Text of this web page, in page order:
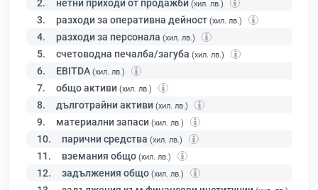
2. нетни приходи от продажби (хил. лв.)
3. разходи за оперативна дейност (хил. лв.)
4. разходи за персонала (хил. лв.)
5. счетоводна печалба/загуба (хил. лв.)
6. EBITDA (хил. лв.)
7. общо активи (хил. лв.)
8. дълготрайни активи (хил. лв.)
9. материални запаси (хил. лв.)
10. парични средства (хил. лв.)
11. вземания общо (хил. лв.)
12. задължения общо (хил. лв.)